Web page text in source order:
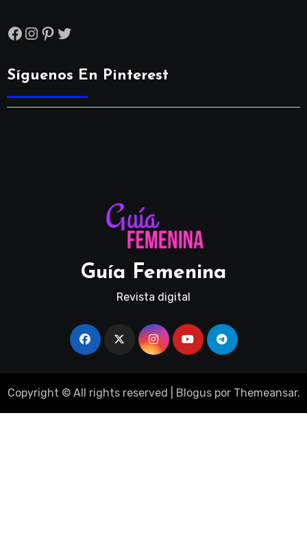
Facebook
Instagram
Pinterest
Twitter
Síguenos En Pinterest
Guía Femenina
Revista digital
Copyright © All rights reserved Bloguspor Themeansar.